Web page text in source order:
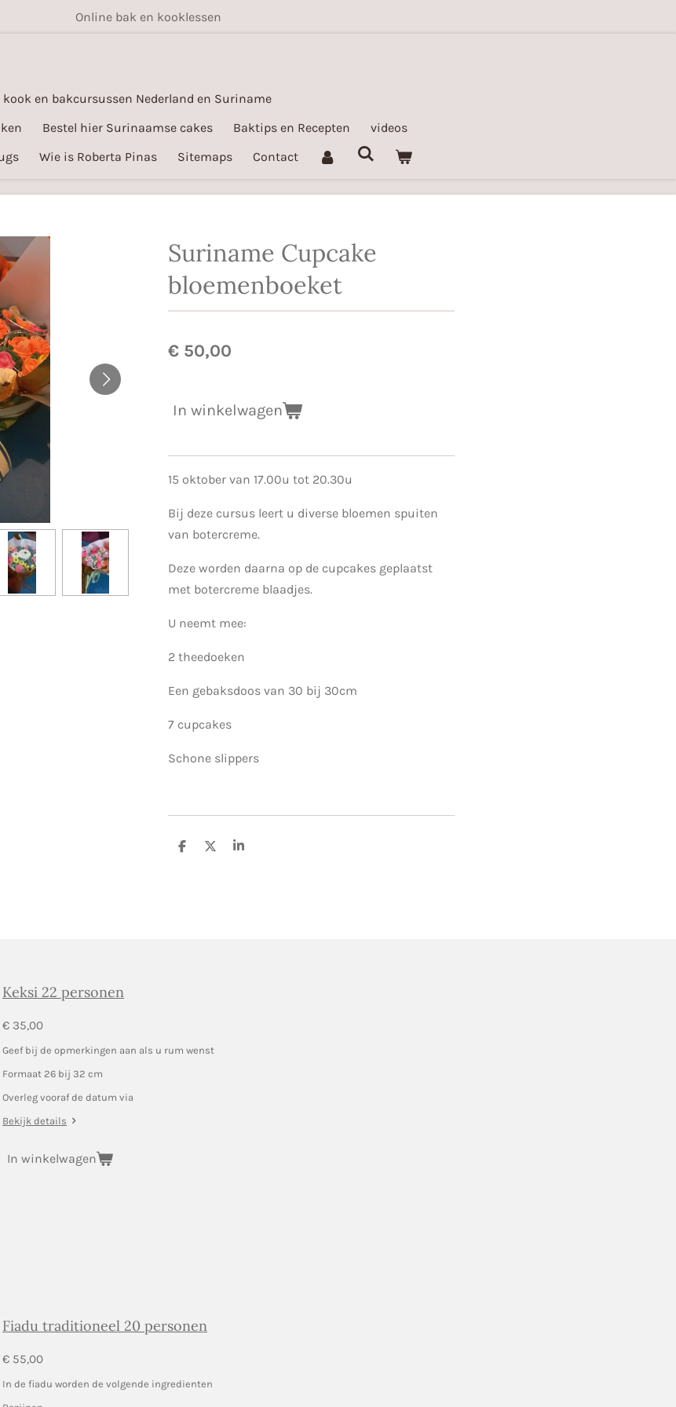
Online bak en kooklessen
kook en bakcursussen Nederland en Suriname
Bestel hier Surinaamse cakes Baktips en Recepten
videos
Wie is Roberta Pinas Sitemaps Contact
Suriname Cupcake
bloemenboeket
€ 50,00
In winkelwagen
15 oktober van 17.00u tot 20.30u
Bij deze cursus leert u diverse bloemen spuiten
van botercreme.
Deze worden daarna op de cupcakes geplaatst
met botercreme blaadjes.
U neemt mee:
2 theedoeken
Een gebaksdoos van 30 bij 30cm
7 cupcakes
Schone slippers
D
D
S
Keksi 22 personen
€ 35,00
Geef bij de opmerkingen aan als u rum wenst
Formaat 26 bij 32 cm
Overleg vooraf de datum via
Bekijk details
In winkelwagen
Fiadu traditioneel 20 personen
€ 55,00
In de fiadu worden de volgende ingredienten